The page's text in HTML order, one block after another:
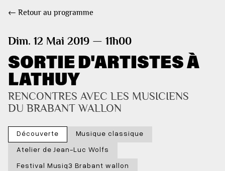
← Retour au programme
Dim. 12 Mai 2019 — 11h00
SORTIE D'ARTISTES À
LATHUY
RENCONTRES AVEC LES MUSICIENS
DU BRABANT WALLON
Découverte
Musique classique
Atelier de Jean-Luc Wolfs
Festival Musiq3 Brabant wallon